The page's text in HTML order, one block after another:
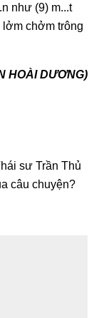
như (9) m...t
lởm chởm trông
HOÀI DƯƠNG)
sư Trần Thủ
câu chuyện?